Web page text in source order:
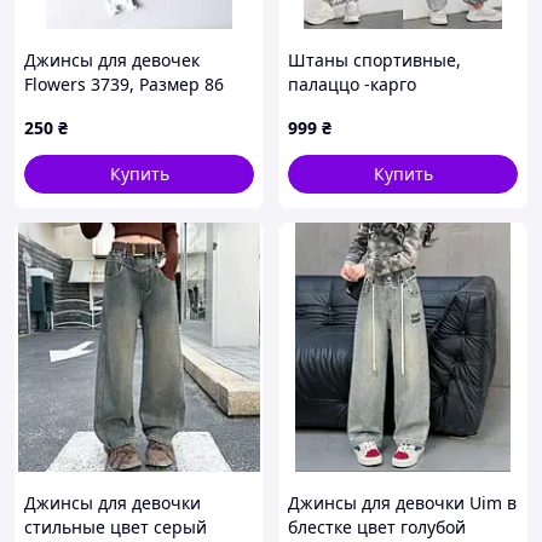
Джинсы для девочек
Flowers 3739, Размер 86
250 ₴
Купить
Штаны спортивные,
палаццо -карго
999 ₴
Купить
Джинсы для девочки
стильные цвет серый
Джинсы для девочки Uim в
блестке цвет голубой